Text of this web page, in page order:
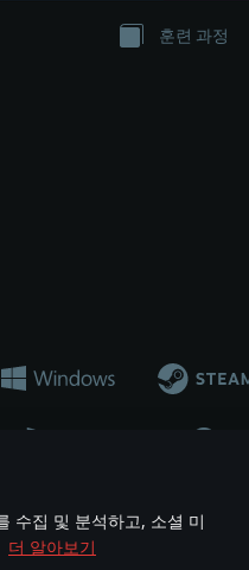
수집 및 분석하고, 소셜 미
더 알아보기
훈련 과정
은 무기 개발 업체나 장비 제조
brand names are the property of
관